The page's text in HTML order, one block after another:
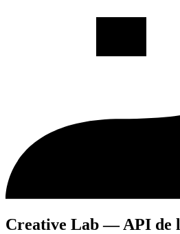
Creative Lab — API de